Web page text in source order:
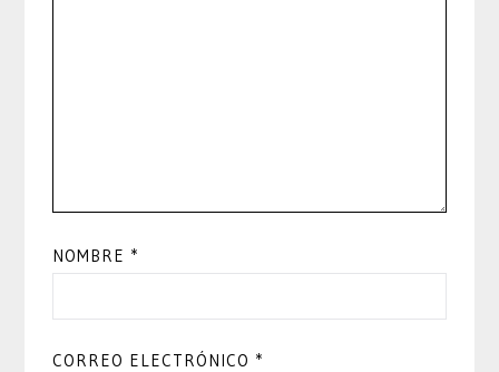
NOMBRE *
CORREO ELECTRÓNICO *